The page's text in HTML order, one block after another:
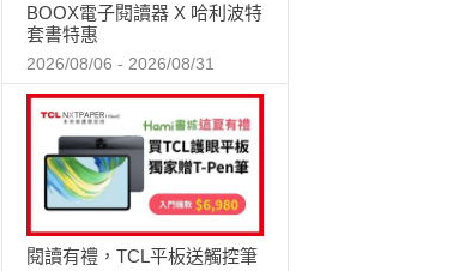
BOOX電子閱讀器 X 哈利波特
套書特惠
2026/08/06 - 2026/08/31
閱讀有禮，TCL平板送觸控筆